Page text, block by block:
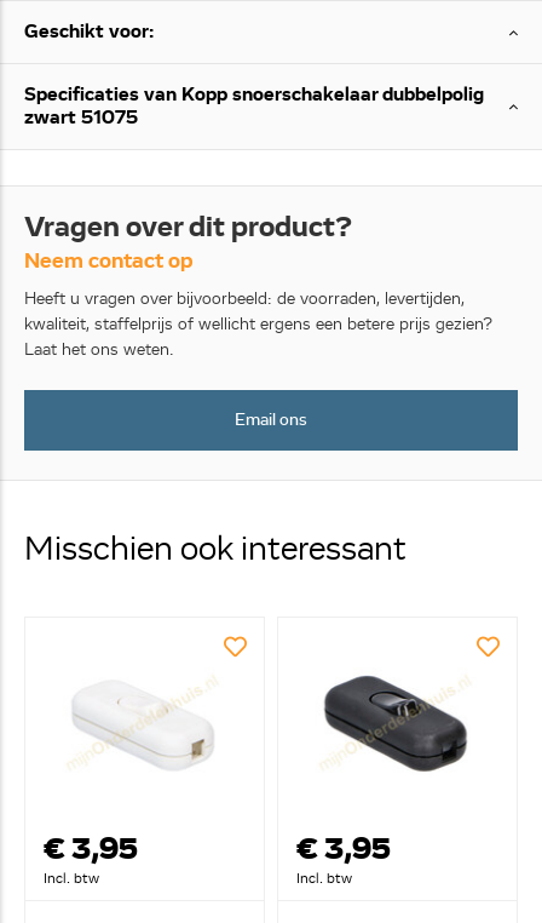
Geschikt voor:
Specificaties van Kopp snoerschakelaar dubbelpolig
zwart 51075
Vragen over dit product?
Neem contact op
Heeft u vragen over bijvoorbeeld: de voorraden, levertijden,
kwaliteit, staffelprijs of wellicht ergens een betere prijs gezien?
Laat het ons weten.
Email ons
Misschien ook interessant
€ 3,95
Incl. btw
€ 3,95
Incl. btw